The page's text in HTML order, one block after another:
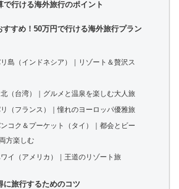
で行ける海外旅行のポイント
すすめ！50万円で行ける海外旅行プラン
島（インドネシア）｜リゾート＆贅沢ス
（台湾）｜グルメと温泉を楽しむ大人旅
（フランス）｜憧れのヨーロッパ優雅旅
コク＆プーケット（タイ）｜都会とビー
方楽しむ
イ（アメリカ）｜王道のリゾート旅
に旅行するためのコツ